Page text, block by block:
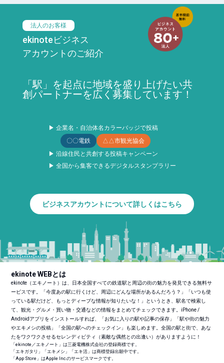
法人のお客様
ekinoteビジネス
アカウントのご紹介
「駅」を起点に地域を盛り上げたい共
創パートナーを広く募集しています！
▶ 企業名・自治体名カラーバッジで投稿
〇〇電鉄
△△市観光協会
▶ 沿線住民と共創する投稿キャンペーン
▶ 全国から集客できるデジタルスタンプラリー
ビジネスアカウントについて詳しくはこちら
ekinote WEBとは
ekinote（エキノート）は、日本全国すべての鉄道駅と周辺の街の魅力を発見できる無料サ
ービスです。「今度あの駅に行くけど、周辺にどんな場所があるんだろう？」「いつも使
っている駅だけど、もっとディープな情報が知りたいな！」というとき、駅名で検索し
て、観光・グルメ・買い物・交通などの情報をまとめてチェックできます。iPhone /
Androidアプリをインストールすれば、「お気に入りの駅や記事の保存」「駅や街の魅力
やエキメシの投稿」「全国の駅へのチェックイン」も楽しめます。全国の駅と街で、あな
たをワクワクさせるセレンディピティ（素敵な偶然との出逢い）がありますように！
「ekinote／エキノート」は三菱電機株式会社の登録商標です。
「エキガタリ」「エキメシ」「エキ活」は商標登録出願中です。
「App Store」はApple Inc.のサービスマークです。